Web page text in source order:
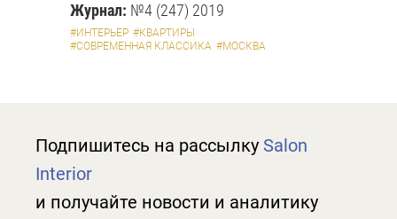
Журнал: №4 (247) 2019
#ИНТЕРЬЕР #КВАРТИРЫ
#СОВРЕМЕННАЯ КЛАССИКА #МОСКВА
Подпишитесь на рассылку Salon
Interior
и получайте новости и аналитику